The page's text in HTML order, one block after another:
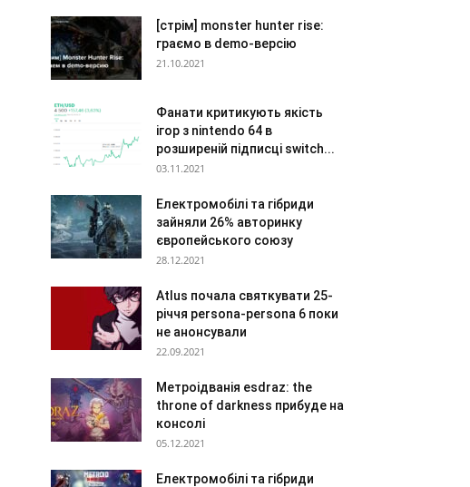
[стрім] monster hunter rise:
граємо в demo-версію
21.10.2021
Фанати критикують якість
ігор з nintendo 64 в
розширеній підписці switch...
03.11.2021
Електромобілі та гібриди
зайняли 26% авторинку
європейського союзу
28.12.2021
Atlus почала святкувати 25-
річчя persona-persona 6 поки
не анонсували
22.09.2021
Метроідванія esdraz: the
throne of darkness прибуде на
консолі
05.12.2021
Електромобілі та гібриди